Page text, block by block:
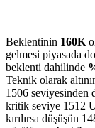
Beklentinin 160K
gelmesi piyasada
beklenti dahilinde
Teknik olarak
1506 seviyesinden
kritik seviye 1512
kırılırsa düşüşün